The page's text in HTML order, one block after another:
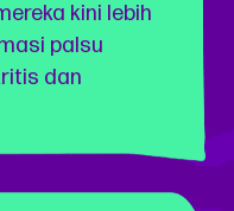
kini lebih
palsu
dan